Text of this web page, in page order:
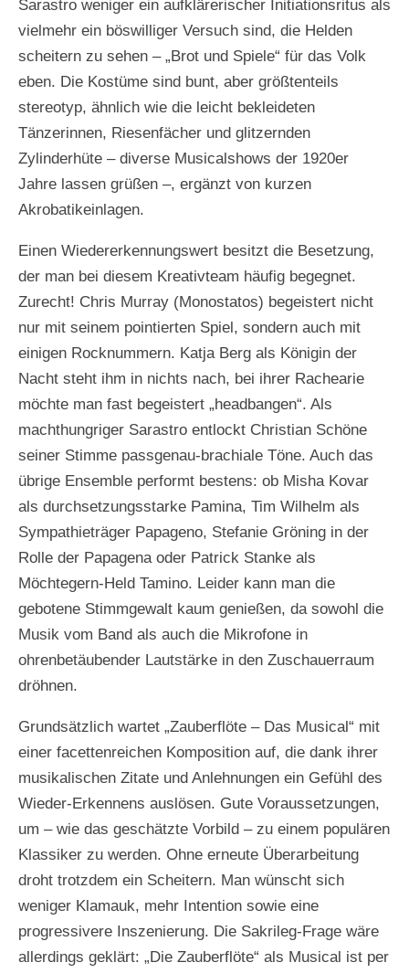
Sarastro weniger ein aufklärerischer Initiationsritus als
vielmehr ein böswilliger Versuch sind, die Helden
scheitern zu sehen – „Brot und Spiele“ für das Volk
eben. Die Kostüme sind bunt, aber größtenteils
stereotyp, ähnlich wie die leicht bekleideten
Tänzerinnen, Riesenfächer und glitzernden
Zylinderhüte – diverse Musicalshows der 1920er
Jahre lassen grüßen –, ergänzt von kurzen
Akrobatikeinlagen.
Einen Wiedererkennungswert besitzt die Besetzung,
der man bei diesem Kreativteam häufig begegnet.
Zurecht! Chris Murray (Monostatos) begeistert nicht
nur mit seinem pointierten Spiel, sondern auch mit
einigen Rocknummern. Katja Berg als Königin der
Nacht steht ihm in nichts nach, bei ihrer Rachearie
möchte man fast begeistert „headbangen“. Als
machthungriger Sarastro entlockt Christian Schöne
seiner Stimme passgenau-brachiale Töne. Auch das
übrige Ensemble performt bestens: ob Misha Kovar
als durchsetzungsstarke Pamina, Tim Wilhelm als
Sympathieträger Papageno, Stefanie Gröning in der
Rolle der Papagena oder Patrick Stanke als
Möchtegern-Held Tamino. Leider kann man die
gebotene Stimmgewalt kaum genießen, da sowohl die
Musik vom Band als auch die Mikrofone in
ohrenbetäubender Lautstärke in den Zuschauerraum
dröhnen.
Grundsätzlich wartet „Zauberflöte – Das Musical“ mit
einer facettenreichen Komposition auf, die dank ihrer
musikalischen Zitate und Anlehnungen ein Gefühl des
Wieder-Erkennens auslösen. Gute Voraussetzungen,
um – wie das geschätzte Vorbild – zu einem populären
Klassiker zu werden. Ohne erneute Überarbeitung
droht trotzdem ein Scheitern. Man wünscht sich
weniger Klamauk, mehr Intention sowie eine
progressivere Inszenierung. Die Sakrileg-Frage wäre
allerdings geklärt: „Die Zauberflöte“ als Musical ist per